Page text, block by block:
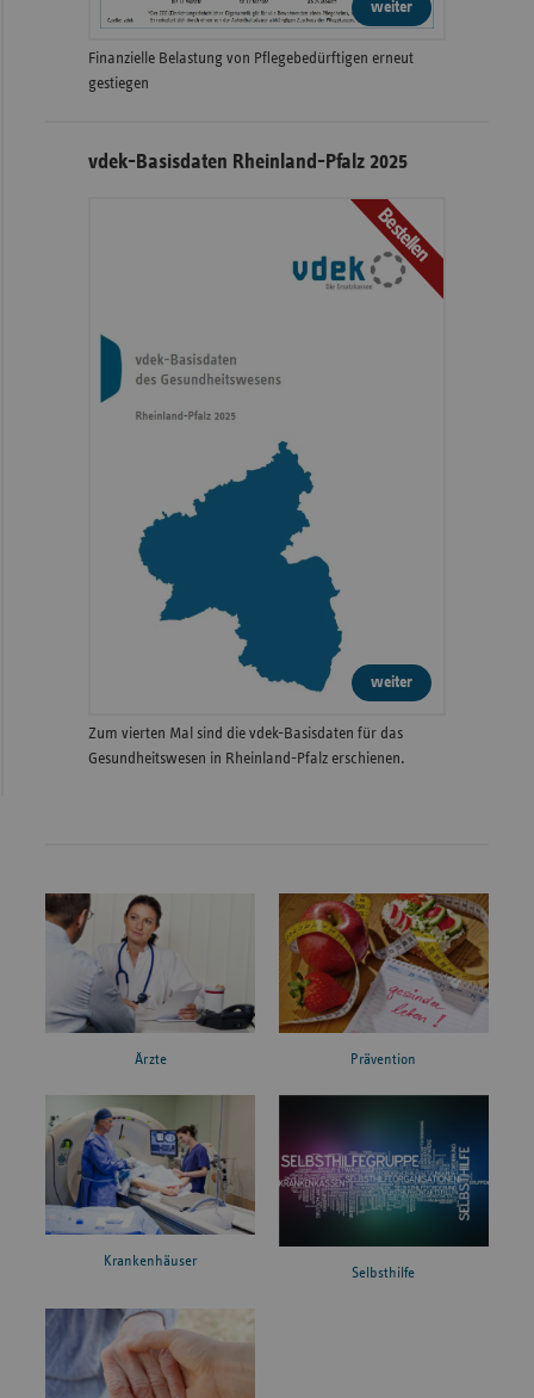
weiter
Finanzielle Belastung von Pflegebedürftigen erneut
gestiegen
vdek-Basisdaten Rheinland-Pfalz 2025
Bestellen
weiter
Zum vierten Mal sind die vdek-Basisdaten für das
Gesundheitswesen in Rheinland-Pfalz erschienen.
Ärzte Prävention
Krankenhäuser
Selbsthilfe